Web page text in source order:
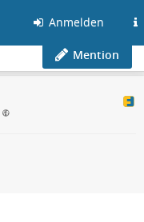
Anmelden
Mention